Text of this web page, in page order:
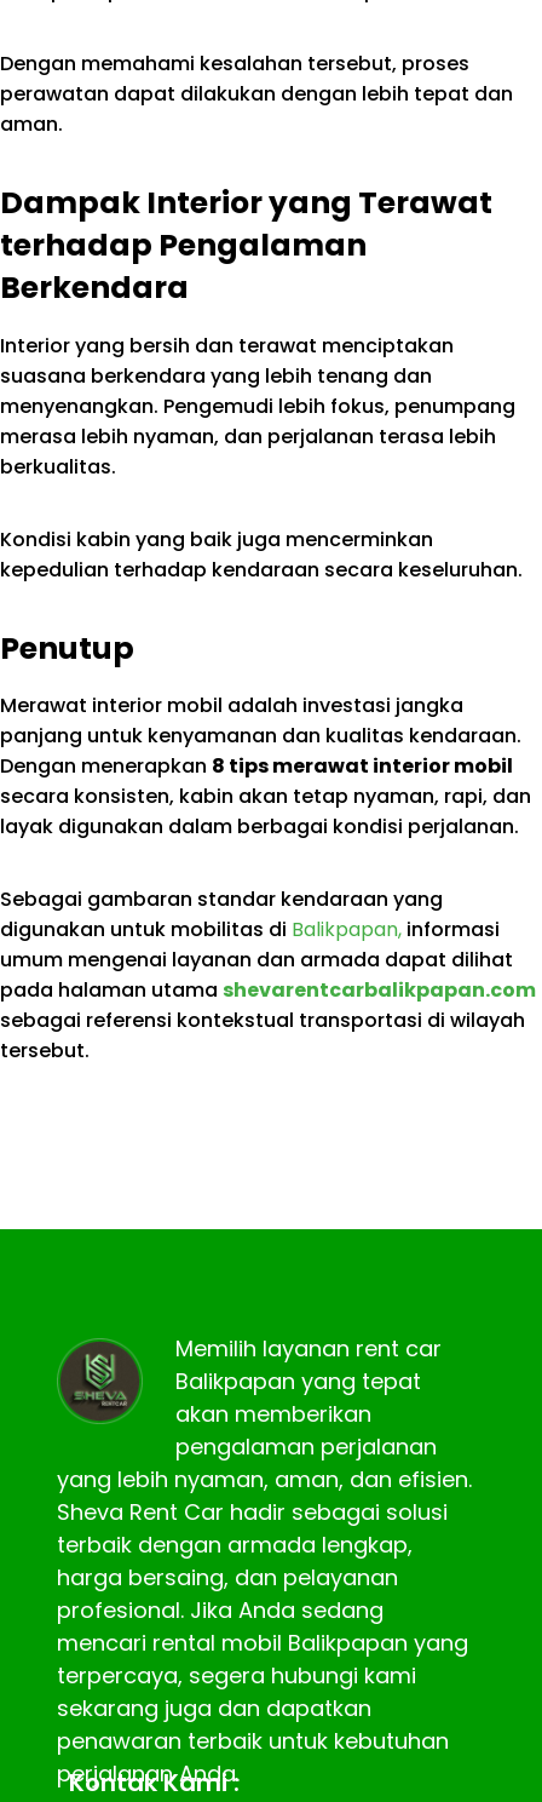
Dengan memahami kesalahan tersebut, proses
perawatan dapat dilakukan dengan lebih tepat dan
aman.
Dampak Interior yang Terawat
terhadap Pengalaman
Berkendara
Interior yang bersih dan terawat menciptakan
suasana berkendara yang lebih tenang dan
menyenangkan. Pengemudi lebih fokus, penumpang
merasa lebih nyaman, dan perjalanan terasa lebih
berkualitas.
Kondisi kabin yang baik juga mencerminkan
kepedulian terhadap kendaraan secara keseluruhan.
Penutup
Merawat interior mobil adalah investasi jangka
panjang untuk kenyamanan dan kualitas kendaraan.
Dengan menerapkan 8 tips merawat interior mobil
secara konsisten, kabin akan tetap nyaman, rapi, dan
layak digunakan dalam berbagai kondisi perjalanan.
Sebagai gambaran standar kendaraan yang
digunakan untuk mobilitas di Balikpapan, informasi
umum mengenai layanan dan armada dapat dilihat
pada halaman utama shevarentcarbalikpapan.com
sebagai referensi kontekstual transportasi di wilayah
tersebut.
Memilih layanan rent car
Balikpapan yang tepat
akan memberikan
pengalaman perjalanan
yang lebih nyaman, aman, dan efisien.
Sheva Rent Car hadir sebagai solusi
terbaik dengan armada lengkap,
harga bersaing, dan pelayanan
profesional. Jika Anda sedang
mencari rental mobil Balikpapan yang
terpercaya, segera hubungi kami
sekarang juga dan dapatkan
penawaran terbaik untuk kebutuhan
perjalanan Anda.
Kontak Kami :